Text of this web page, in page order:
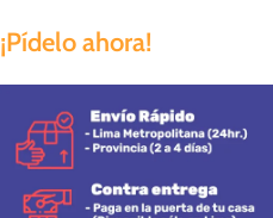
¡Pídelo ahora!